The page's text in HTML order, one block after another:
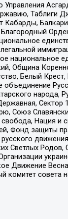
Таблиги
национальное
Община
Белый Крест,
народа,
Сектор
Союз
Нация и
Фонд защиты
Светлых Родов,
Движение
комитет совета